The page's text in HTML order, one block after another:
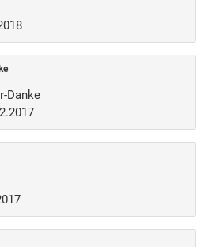
Danke